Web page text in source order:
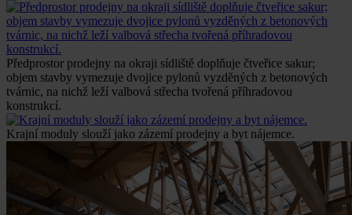
Předprostor prodejny na okraji sídliště doplňuje čtveřice sakur;
objem stavby vymezuje dvojice pylonů vyzděných z betonových
tvárnic, na nichž leží valbová střecha tvořená příhradovou
konstrukcí.
Krajní moduly slouží jako zázemí prodejny a byt nájemce.